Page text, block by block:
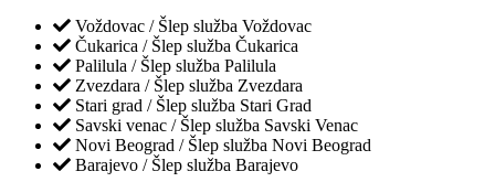
Voždovac / Šlep služba Voždovac
Čukarica / Šlep služba Čukarica
Palilula / Šlep služba Palilula
Zvezdara / Šlep služba Zvezdara
Stari grad / Šlep služba Stari Grad
Savski venac / Šlep služba Savski Venac
Novi Beograd / Šlep služba Novi Beograd
Barajevo / Šlep služba Barajevo